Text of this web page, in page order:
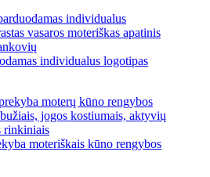
individualus logotipas
moteriškais kūno rengybos